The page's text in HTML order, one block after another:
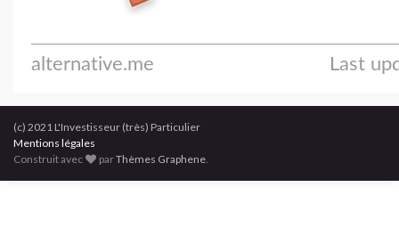
(c) 2021 L'Investisseur (très) Particulier
Mentions légales
Construit avec
parThèmes Graphene